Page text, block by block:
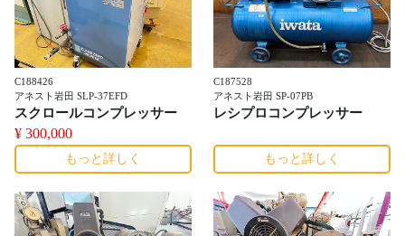
C188426
アネスト岩田 SLP-37EFD
スクロールコンプレッサー
¥ 300,000
もっと詳しく
C187528
アネスト岩田 SP-07PB
レシプロコンプレッサー
もっと詳しく